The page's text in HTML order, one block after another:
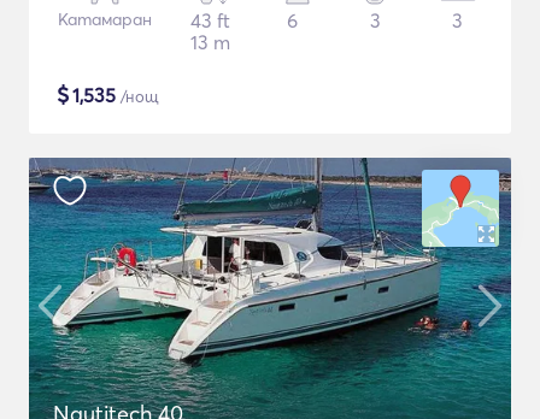
Катамаран
43 ft
13 m
6 3 3
$1,535 /нощ